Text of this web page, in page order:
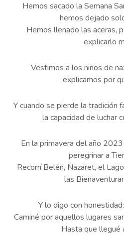
Hemos sacado la Semana
hemos dejado
Hemos llenado las aceras,
explicarlo
Vestimos a los niños de
explicamos por
Y cuando se pierde la tradición
la capacidad de luchar
En la primavera del año
peregrinar a
Recorrí Belén, Nazaret, el
las
Y lo digo con
Caminé por aquellos lugares
Hasta que llegué